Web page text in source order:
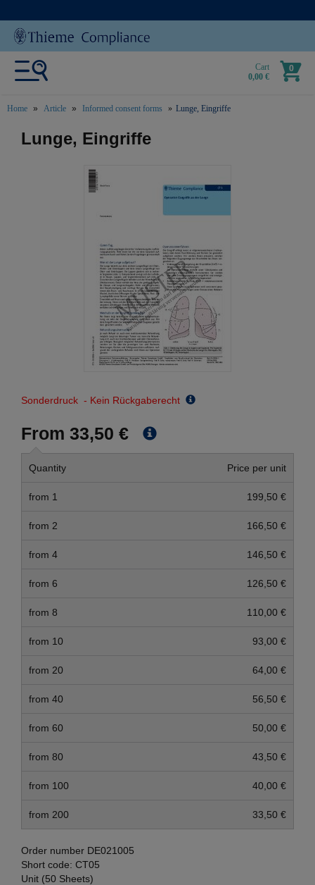
Cart
0,00 €
0
Home Article Informed consent forms Lunge, Eingriffe
text.skipToContent
text.skipToNavigation
Lunge, Eingriffe
Sonderdruck - Kein Rückgaberecht
From 33,50 €
Quantity Price per unit
from 1 199,50 €
from 2 166,50 €
from 4 146,50 €
from 6 126,50 €
from 8 110,00 €
from 10 93,00 €
from 20 64,00 €
from 40 56,50 €
from 60 50,00 €
from 80 43,50 €
from 100 40,00 €
from 200 33,50 €
Order number DE021005
Short code: CT05
Unit (50 Sheets)